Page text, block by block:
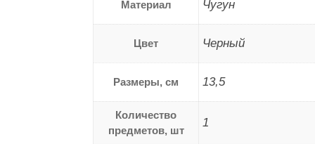
Материал Чугун
Цвет Черный
Размеры, см 13,5
Количество
предметов, шт
1